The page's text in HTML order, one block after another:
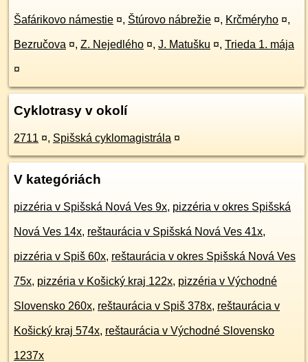
Šafárikovo námestie ¤, Štúrovo nábrežie ¤, Krčméryho ¤,
Bezručova ¤, Z. Nejedlého ¤, J. Matušku ¤, Trieda 1. mája
¤
Cyklotrasy v okolí
2711 ¤, Spišská cyklomagistrála ¤
V kategóriách
pizzéria v Spišská Nová Ves 9x, pizzéria v okres Spišská
Nová Ves 14x, reštaurácia v Spišská Nová Ves 41x,
pizzéria v Spiš 60x, reštaurácia v okres Spišská Nová Ves
75x, pizzéria v Košický kraj 122x, pizzéria v Východné
Slovensko 260x, reštaurácia v Spiš 378x, reštaurácia v
Košický kraj 574x, reštaurácia v Východné Slovensko
1237x